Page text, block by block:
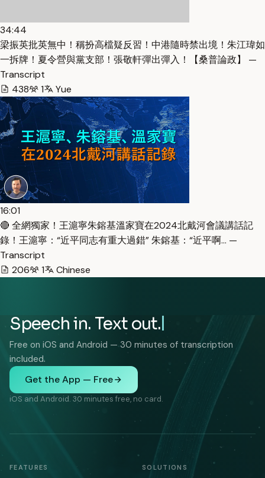
34:44
梁振英批英無中！稱扮高檔疑反習！中港隨時禁出境！朱江瑋如
一拆牌！夏令營與黨支部！張敬軒彈出彈入！【桑普論政】 —
Transcript
438
1 Yue
16:01
🔴 全網獨家！王滬寧朱鎔基溫家寶在2024北戴河會議講話記
錄！王滬寧：“近平同志有重大過錯” 朱鎔基：“近平啊… —
Transcript
206
1 Chinese
Speech in. Text out.
Free on iOS and Android — 30 minutes of transcription
included.
Get the App — Free
iOS and Android. 30 minutes free, no card.
FEATURES SOLUTIONS